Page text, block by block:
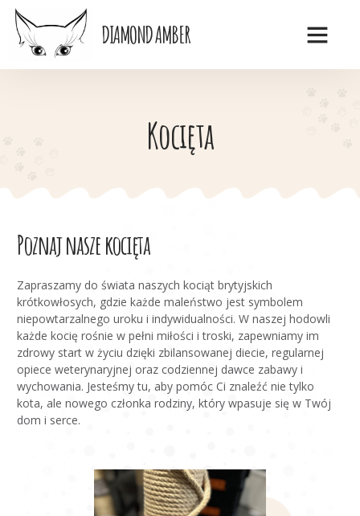
DIAMOND AMBER
Kocięta
Poznaj nasze kocięta
Zapraszamy do świata naszych kociąt brytyjskich
krótkowłosych, gdzie każde maleństwo jest symbolem
niepowtarzalnego uroku i indywidualności. W naszej hodowli
każde kocię rośnie w pełni miłości i troski, zapewniamy im
zdrowy start w życiu dzięki zbilansowanej diecie, regularnej
opiece weterynaryjnej oraz codziennej dawce zabawy i
wychowania. Jesteśmy tu, aby pomóc Ci znaleźć nie tylko
kota, ale nowego członka rodziny, który wpasuje się w Twój
dom i serce.